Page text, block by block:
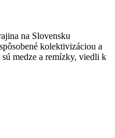
na Slovensku
kolektivizáciou a
medze a remízky, viedli k